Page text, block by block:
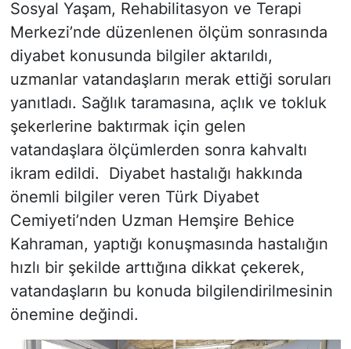
Sosyal Yaşam, Rehabilitasyon ve Terapi
Merkezi’nde düzenlenen ölçüm sonrasında
diyabet konusunda bilgiler aktarıldı,
uzmanlar vatandaşların merak ettiği soruları
yanıtladı. Sağlık taramasına, açlık ve tokluk
şekerlerine baktırmak için gelen
vatandaşlara ölçümlerden sonra kahvaltı
ikram edildi. Diyabet hastalığı hakkında
önemli bilgiler veren Türk Diyabet
Cemiyeti’nden Uzman Hemşire Behice
Kahraman, yaptığı konuşmasında hastalığın
hızlı bir şekilde arttığına dikkat çekerek,
vatandaşların bu konuda bilgilendirilmesinin
önemine değindi.